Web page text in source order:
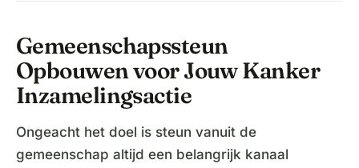
Gemeenschapssteun
Opbouwen voor Jouw Kanker
Inzamelingsactie
Ongeacht het doel is steun vanuit de
gemeenschap altijd een belangrijk kanaal